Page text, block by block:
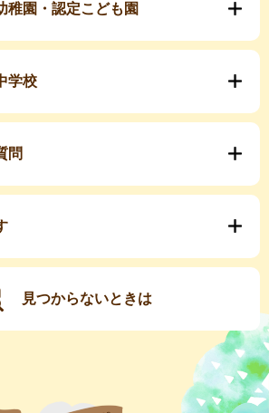
稚園・認定こども園
学校
問
見つからないときは